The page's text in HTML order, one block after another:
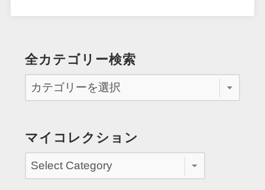
全カテゴリー検索
マイコレクション